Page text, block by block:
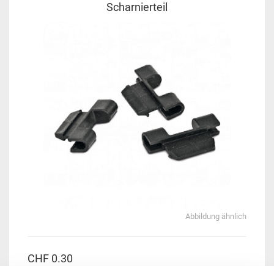
Scharnierteil
Abbildung ähnlich
CHF 0.30